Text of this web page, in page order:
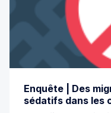
Enquête | Des
sédatifs dans les